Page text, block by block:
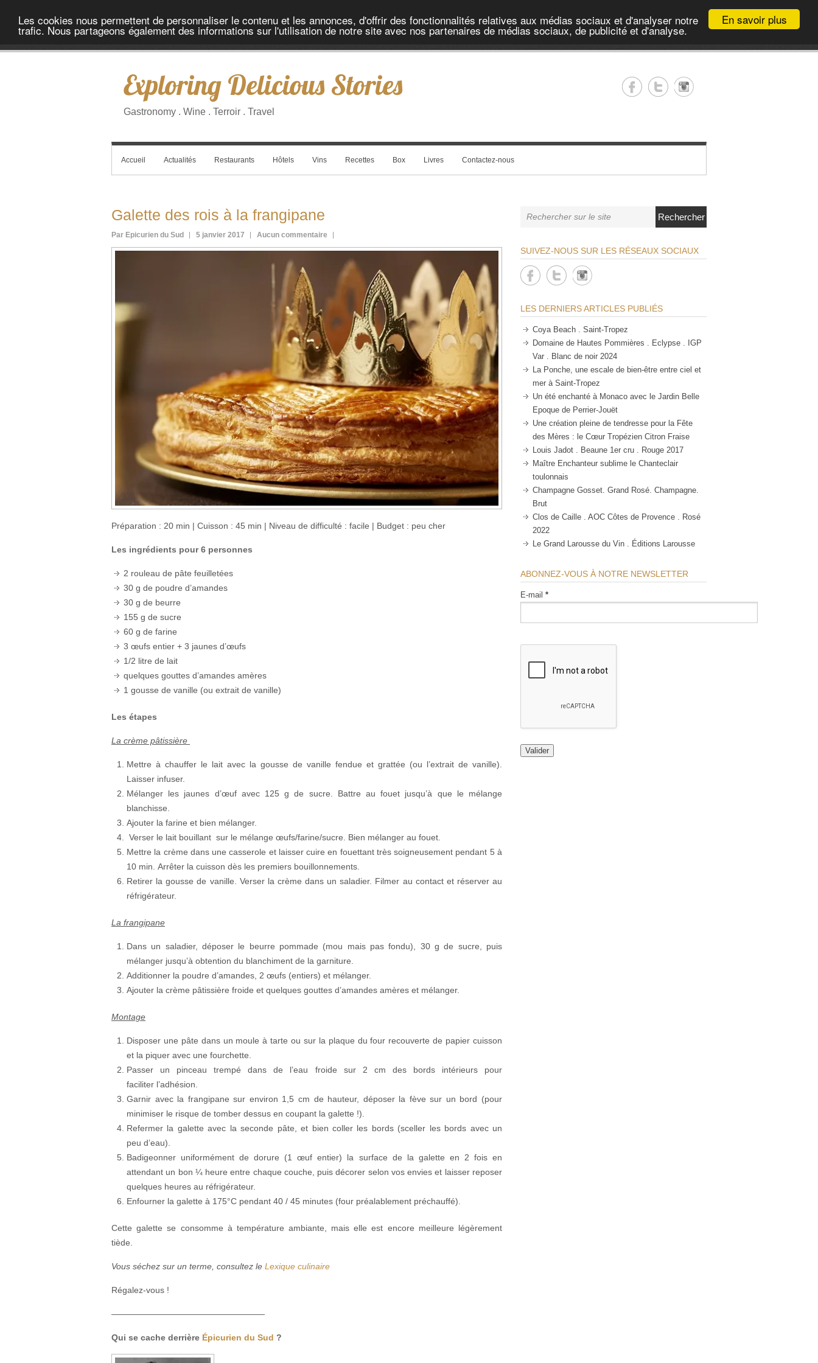
En savoir plus
Les cookies nous permettent de personnaliser le contenu et les annonces, d'offrir des fonctionnalités relatives aux médias sociaux et d'analyser notre
trafic. Nous partageons également des informations sur l'utilisation de notre site avec nos partenaires de médias sociaux, de publicité et d'analyse.
Exploring Delicious Stories
Gastronomy . Wine . Terroir . Travel
Accueil Actualités Restaurants Hôtels Vins Recettes Box Livres Contactez-nous
Galette des rois à la frangipane
Par Epicurien du Sud 5 janvier 2017 Aucun commentaire
Préparation : 20 min | Cuisson : 45 min | Niveau de difficulté : facile | Budget : peu cher
Les ingrédients pour 6 personnes
2 rouleau de pâte feuilletées
30 g de poudre d’amandes
30 g de beurre
155 g de sucre
60 g de farine
3 œufs entier + 3 jaunes d’œufs
1/2 litre de lait
quelques gouttes d’amandes amères
1 gousse de vanille (ou extrait de vanille)
Les étapes
La crème pâtissière
Mettre à chauffer le lait avec la gousse de vanille fendue et grattée (ou l’extrait de vanille).
Laisser infuser.
Mélanger les jaunes d’œuf avec 125 g de sucre. Battre au fouet jusqu’à que le mélange
blanchisse.
Ajouter la farine et bien mélanger.
Verser le lait bouillant sur le mélange œufs/farine/sucre. Bien mélanger au fouet.
Mettre la crème dans une casserole et laisser cuire en fouettant très soigneusement pendant 5 à
10 min. Arrêter la cuisson dès les premiers bouillonnements.
Retirer la gousse de vanille. Verser la crème dans un saladier. Filmer au contact et réserver au
réfrigérateur.
La frangipane
Dans un saladier, déposer le beurre pommade (mou mais pas fondu), 30 g de sucre, puis
mélanger jusqu’à obtention du blanchiment de la garniture.
Additionner la poudre d’amandes, 2 œufs (entiers) et mélanger.
Ajouter la crème pâtissière froide et quelques gouttes d’amandes amères et mélanger.
Montage
Disposer une pâte dans un moule à tarte ou sur la plaque du four recouverte de papier cuisson
et la piquer avec une fourchette.
Passer un pinceau trempé dans de l’eau froide sur 2 cm des bords intérieurs pour
faciliter l’adhésion.
Garnir avec la frangipane sur environ 1,5 cm de hauteur, déposer la fève sur un bord (pour
minimiser le risque de tomber dessus en coupant la galette !).
Refermer la galette avec la seconde pâte, et bien coller les bords (sceller les bords avec un
peu d’eau).
Badigeonner uniformément de dorure (1 œuf entier) la surface de la galette en 2 fois en
attendant un bon ¼ heure entre chaque couche, puis décorer selon vos envies et laisser reposer
quelques heures au réfrigérateur.
Enfourner la galette à 175°C pendant 40 / 45 minutes (four préalablement préchauffé).
Cette galette se consomme à température ambiante, mais elle est encore meilleure légèrement
tiède.
Vous séchez sur un terme, consultez le Lexique culinaire
Régalez-vous !
——————————————————
Qui se cache derrière Épicurien du Sud ?
Rechercher
SUIVEZ-NOUS SUR LES RÉSEAUX SOCIAUX
LES DERNIERS ARTICLES PUBLIÉS
Coya Beach . Saint-Tropez
Domaine de Hautes Pommières . Eclypse . IGP
Var . Blanc de noir 2024
La Ponche, une escale de bien-être entre ciel et
mer à Saint-Tropez
Un été enchanté à Monaco avec le Jardin Belle
Epoque de Perrier-Jouët
Une création pleine de tendresse pour la Fête
des Mères : le Cœur Tropézien Citron Fraise
Louis Jadot . Beaune 1er cru . Rouge 2017
Maître Enchanteur sublime le Chanteclair
toulonnais
Champagne Gosset. Grand Rosé. Champagne.
Brut
Clos de Caille . AOC Côtes de Provence . Rosé
2022
Le Grand Larousse du Vin . Éditions Larousse
ABONNEZ-VOUS À NOTRE NEWSLETTER
E-mail *